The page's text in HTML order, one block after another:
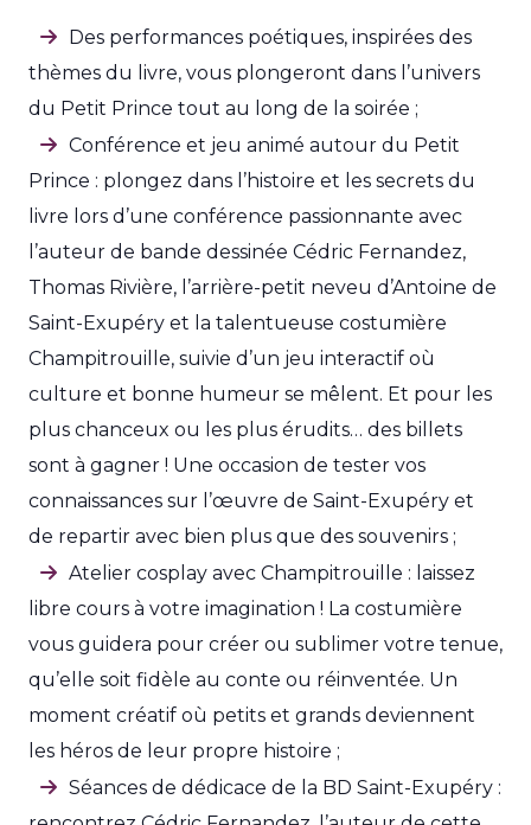
Des performances poétiques, inspirées des
thèmes du livre, vous plongeront dans l’univers
du Petit Prince tout au long de la soirée ;
Conférence et jeu animé autour du Petit
Prince : plongez dans l’histoire et les secrets du
livre lors d’une conférence passionnante avec
l’auteur de bande dessinée Cédric Fernandez,
Thomas Rivière, l’arrière-petit neveu d’Antoine de
Saint-Exupéry et la talentueuse costumière
Champitrouille, suivie d’un jeu interactif où
culture et bonne humeur se mêlent. Et pour les
plus chanceux ou les plus érudits… des billets
sont à gagner ! Une occasion de tester vos
connaissances sur l’œuvre de Saint-Exupéry et
de repartir avec bien plus que des souvenirs ;
Atelier cosplay avec Champitrouille : laissez
libre cours à votre imagination ! La costumière
vous guidera pour créer ou sublimer votre tenue,
qu’elle soit fidèle au conte ou réinventée. Un
moment créatif où petits et grands deviennent
les héros de leur propre histoire ;
Séances de dédicace de la BD Saint-Exupéry :